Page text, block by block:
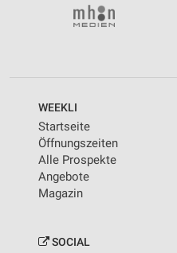
WEEKLI
Startseite
Öffnungszeiten
Alle Prospekte
Angebote
Magazin
SOCIAL